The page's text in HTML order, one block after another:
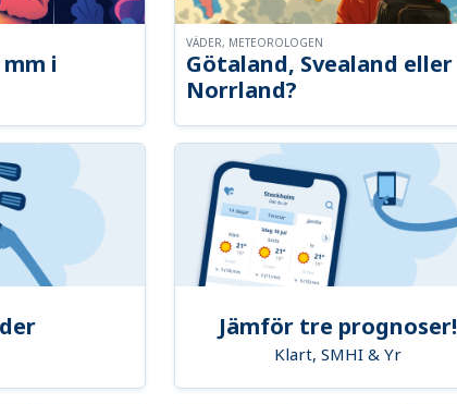
i
Götaland, Svealand eller
Norrland?
VÄDER, METEOROLOGEN
Jämför tre prognoser!
Klart, SMHI & Yr